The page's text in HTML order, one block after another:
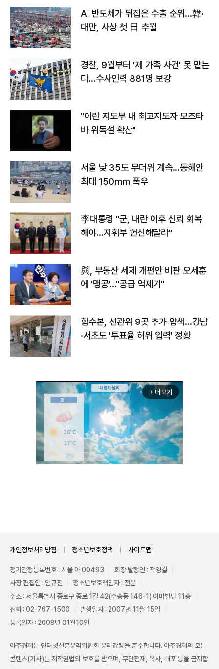
AI 반도체가 뒤집은 수출 순위…韓·
대만, 사상 첫 日 추월
경찰, 9월부터 '제 가족 사건' 못 맡는
다…수사인력 881명 보강
"이란 지도부 내 최고지도자 모즈타
바 위독설 확산"
서울 낮 35도 무더위 계속…동해안
최대 150㎜ 폭우
李대통령 "군, 내란 이후 신뢰 회복
해야…지휘부 헌신해달라"
與, 부동산 세제 개편안 비판 오세훈
에 '맹공'…"공급 억제기"
합수본, 선관위 9곳 추가 압색…강남
·서초도 '투표율 허위 입력' 정황
arrow_forward_ios 더보기
개인정보처리방침 청소년보호정책 사이트맵
정기간행등록번호 : 서울 아 00493
회장·발행인 : 곽영길
사장·편집인 : 임규진
청소년보호책임자 : 전운
주소 : 서울특별시 종로구 종로 1길 42(수송동 146-1) 이마빌딩 11층
전화 : 02-767-1500
발행일자 : 2007년 11월 15일
등록일자 : 2008년 01월10일
아주경제는 인터넷신문윤리위원회 윤리강령을 준수합니다. 아주경제의 모든
콘텐츠(기사)는 저작권법의 보호를 받으며, 무단전재, 복사, 배포 등을 금지합